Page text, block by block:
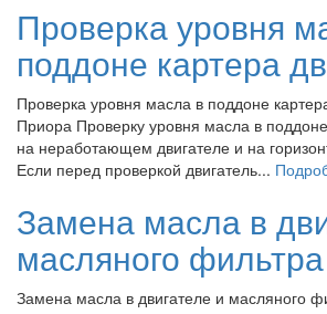
Проверка уровня
поддоне картера
Проверка уровня масла в поддоне
Приора Проверку уровня масла в
на неработающем двигателе и на
Если перед проверкой двигатель...
Замена масла в
масляного фильтра
Замена масла в двигателе и масляного